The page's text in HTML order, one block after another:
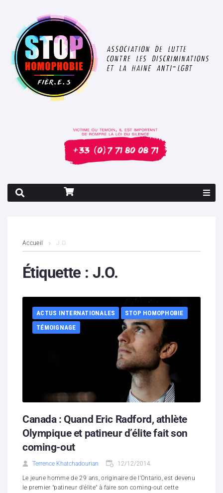
Contenus litigieux
Boutique
Accueil J.O.
Étiquette : J.O.
ACTUS INTERNATIONALES
STOP HOMOPHOBIE
TÉMOIGNAGE
Canada : Quand Eric Radford, athlète
Olympique et patineur d’élite fait son
coming-out
Terrence Khatchadourian 12/12/2014
Le jeune homme de 29 ans, originaire de l'Ontario, est devenu
le premier "patineur d'élite" à faire son coming-out cette